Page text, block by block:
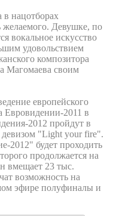
в нацотборах
желаемого. Девушке, по
вокальное искусство
удовольствием
композитора
Магомаева своим
европейского
Евровидении-2011 в
2012 пройдут в
"Light your fire".
2012" будет проходить
продолжается на
вмещает 23 тыс.
возможность на
эфире полуфиналы и